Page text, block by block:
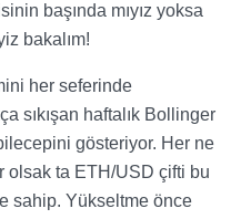
başında mıyız yoksa
bakalım!
her seferinde
sıkışan haftalık Bollinger
gösteriyor. Her ne
olsak ta ETH/USD çifti bu
sahip. Yükseltme önce